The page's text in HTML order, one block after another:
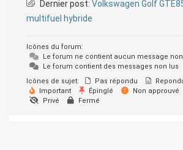
Dernier post: Volkswagen Golf
multifuel hybride
Icônes du forum:
Le forum ne contient aucun message
Le forum contient des messages non lus
Icônes de sujet:
Pas répondu
Important
Épinglé Non approuvé
Privé
Fermé